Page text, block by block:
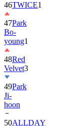
47Park
Bo-
young1
48Red
Velvet
49Park
Ji-
hoon
50ALLDAY
PROJECT